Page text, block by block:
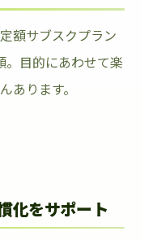
額サブスクプラン
。目的にあわせて楽
あります。
化をサポート